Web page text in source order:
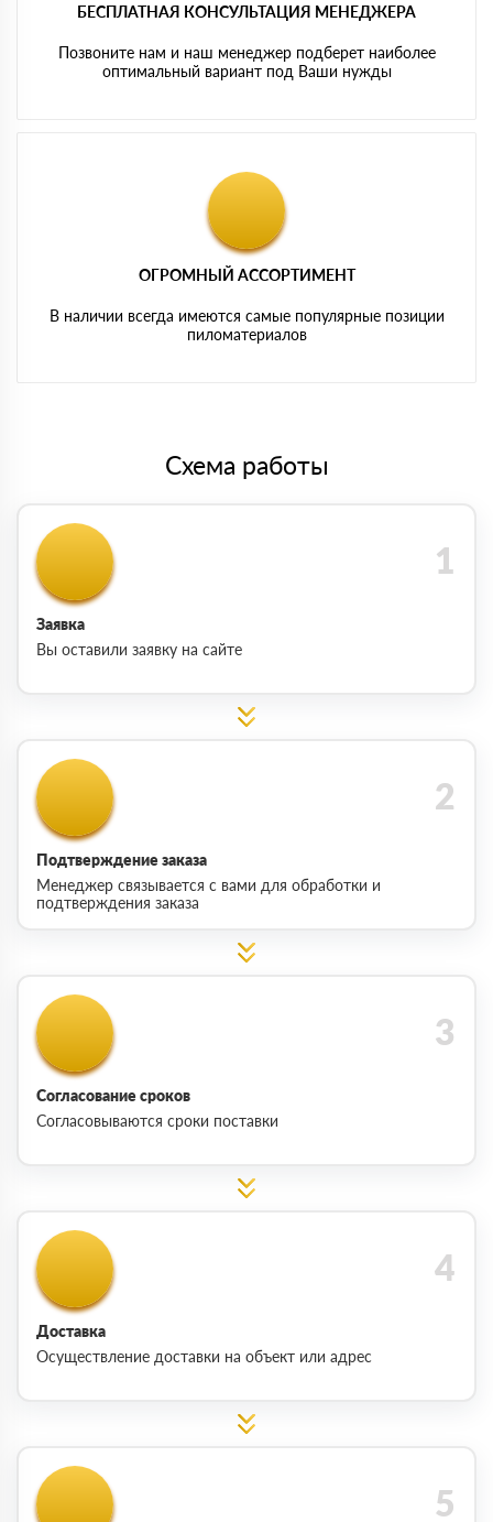
БЕСПЛАТНАЯ КОНСУЛЬТАЦИЯ МЕНЕДЖЕРА
Позвоните нам и наш менеджер подберет наиболее
оптимальный вариант под Ваши нужды
ОГРОМНЫЙ АССОРТИМЕНТ
В наличии всегда имеются самые популярные позиции
пиломатериалов
Схема работы
Заявка
Вы оставили заявку на сайте
Подтверждение заказа
Менеджер связывается с вами для обработки и
подтверждения заказа
Согласование сроков
Согласовываются сроки поставки
Доставка
Осуществление доставки на объект или адрес